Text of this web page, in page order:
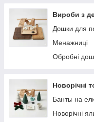
Вироби з
Дошки для
Менажниці
Обробні
Новорічні
Банты на
Новорічні